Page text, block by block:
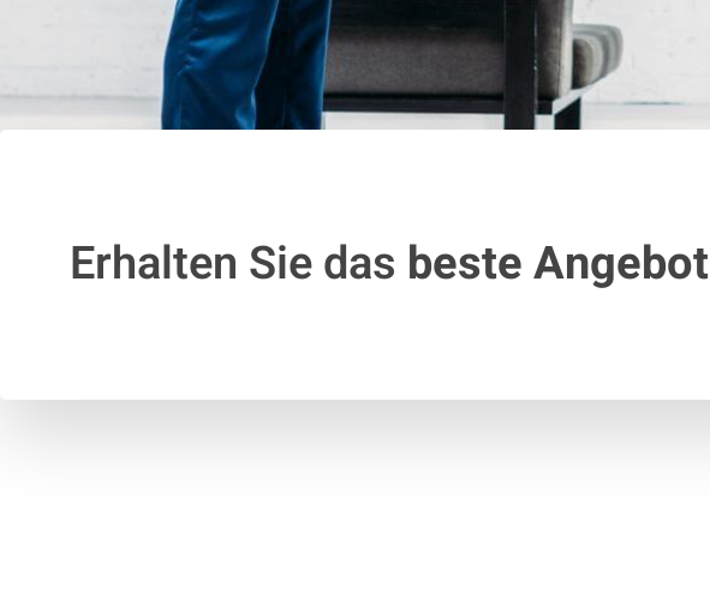
Erhalten Sie das beste Angebot